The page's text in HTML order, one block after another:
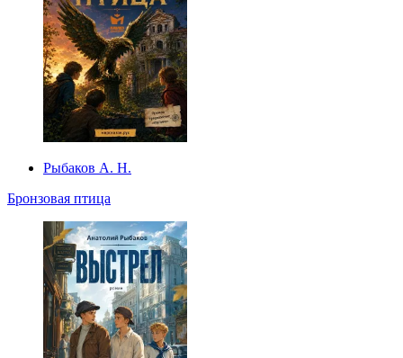
Рыбаков А. Н.
Бронзовая птица